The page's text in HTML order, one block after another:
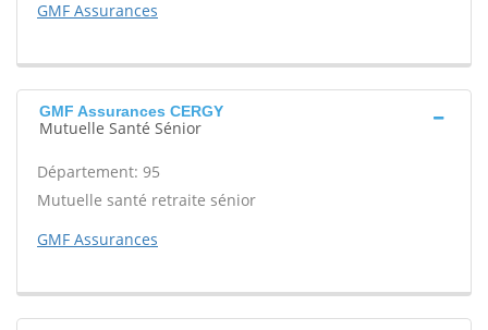
GMF Assurances
GMF Assurances CERGY
Mutuelle Santé Sénior
Département: 95
Mutuelle santé retraite sénior
GMF Assurances